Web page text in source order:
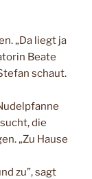
„Da liegt ja
Beate
schaut.
die
„Zu Hause
zu”, sagt